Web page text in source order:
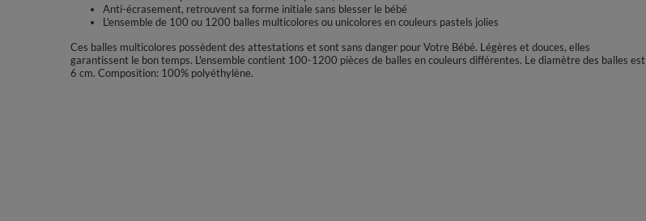
Anti-écrasement, retrouvent sa forme initiale sans blesser le bébé
L'ensemble de 100 ou 1200 balles multicolores ou unicolores en couleurs pastels jolies
Ces balles multicolores possèdent des attestations et sont sans danger pour Votre Bébé. Légères et douces, elles
garantissent le bon temps. L'ensemble contient 100-1200 pièces de balles en couleurs différentes. Le diamètre des balles est
6 cm. Composition: 100% polyéthylène.